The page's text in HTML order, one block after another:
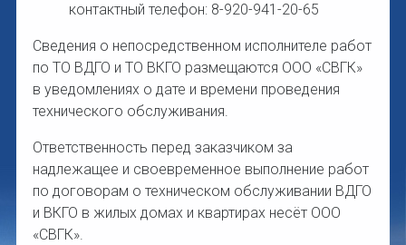
контактный телефон: 8-920-941-20-65
Сведения о непосредственном исполнителе работ
по ТО ВДГО и ТО ВКГО размещаются ООО «СВГК»
в уведомлениях о дате и времени проведения
технического обслуживания.
Ответственность перед заказчиком за
надлежащее и своевременное выполнение работ
по договорам о техническом обслуживании ВДГО
и ВКГО в жилых домах и квартирах несёт ООО
«СВГК».